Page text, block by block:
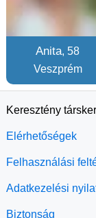
Anita, 58
Veszprém
Keresztény
Elérhetőségek
Felhasználási
Adatkezelési
Biztonság